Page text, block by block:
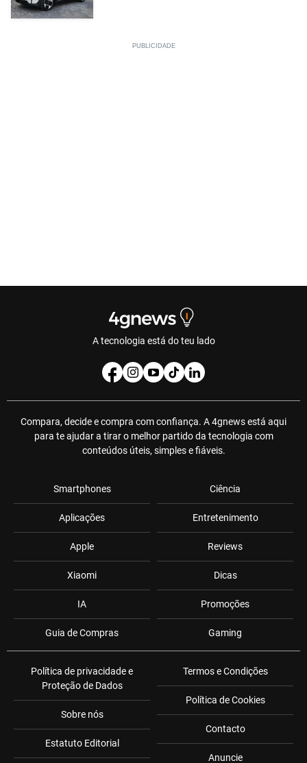
A tecnologia está do teu lado
Compara, decide e compra com confiança. A 4gnews está aqui
para te ajudar a tirar o melhor partido da tecnologia com
conteúdos úteis, simples e fiáveis.
Smartphones
Aplicações
Apple
Xiaomi
IA
Guia de Compras
Ciência
Entretenimento
Reviews
Dicas
Promoções
Gaming
Política de privacidade e
Proteção de Dados
Sobre nós
Estatuto Editorial
Termos e Condições
Política de Cookies
Contacto
Anuncie